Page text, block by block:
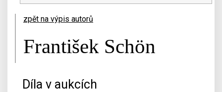
zpět na výpis autorů
František Schön
Díla v aukcích